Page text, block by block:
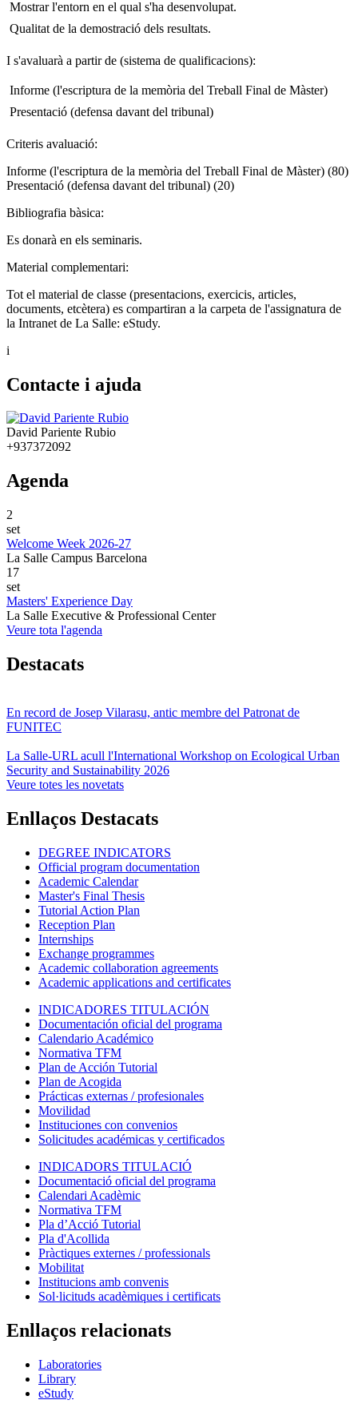
 Mostrar l'entorn en el qual s'ha desenvolupat.
 Qualitat de la demostració dels resultats.
I s'avaluarà a partir de (sistema de qualificacions):
 Informe (l'escriptura de la memòria del Treball Final de Màster)
 Presentació (defensa davant del tribunal)
Criteris avaluació:
Informe (l'escriptura de la memòria del Treball Final de Màster) (80)
Presentació (defensa davant del tribunal) (20)
Bibliografia bàsica:
Es donarà en els seminaris.
Material complementari:
Tot el material de classe (presentacions, exercicis, articles,
documents, etcètera) es compartiran a la carpeta de l'assignatura de
la Intranet de La Salle: eStudy.
i
Contacte i ajuda
David Pariente Rubio
+937372092
Agenda
2
set
Welcome Week 2026-27
La Salle Campus Barcelona
17
set
Masters' Experience Day
La Salle Executive & Professional Center
Veure tota l'agenda
Destacats
En record de Josep Vilarasu, antic membre del Patronat de
FUNITEC
La Salle-URL acull l'International Workshop on Ecological Urban
Security and Sustainability 2026
Veure totes les novetats
Enllaços Destacats
DEGREE INDICATORS
Official program documentation
Academic Calendar
Master's Final Thesis
Tutorial Action Plan
Reception Plan
Internships
Exchange programmes
Academic collaboration agreements
Academic applications and certificates
INDICADORES TITULACIÓN
Documentación oficial del programa
Calendario Académico
Normativa TFM
Plan de Acción Tutorial
Plan de Acogida
Prácticas externas / profesionales
Movilidad
Instituciones con convenios
Solicitudes académicas y certificados
INDICADORS TITULACIÓ
Documentació oficial del programa
Calendari Acadèmic
Normativa TFM
Pla d’Acció Tutorial
Pla d'Acollida
Pràctiques externes / professionals
Mobilitat
Institucions amb convenis
Sol·licituds acadèmiques i certificats
Enllaços relacionats
Laboratories
Library
eStudy